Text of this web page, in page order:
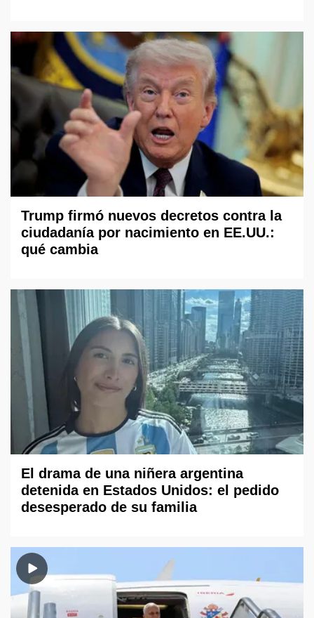
Trump firmó nuevos decretos contra la
ciudadanía por nacimiento en EE.UU.:
qué cambia
El drama de una niñera argentina
detenida en Estados Unidos: el pedido
desesperado de su familia